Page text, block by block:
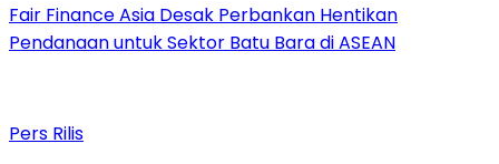
Fair Finance Asia Desak Perbankan Hentikan
Pendanaan untuk Sektor Batu Bara di ASEAN
Pers Rilis